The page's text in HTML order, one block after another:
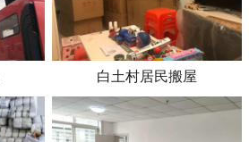
白土村居民搬屋